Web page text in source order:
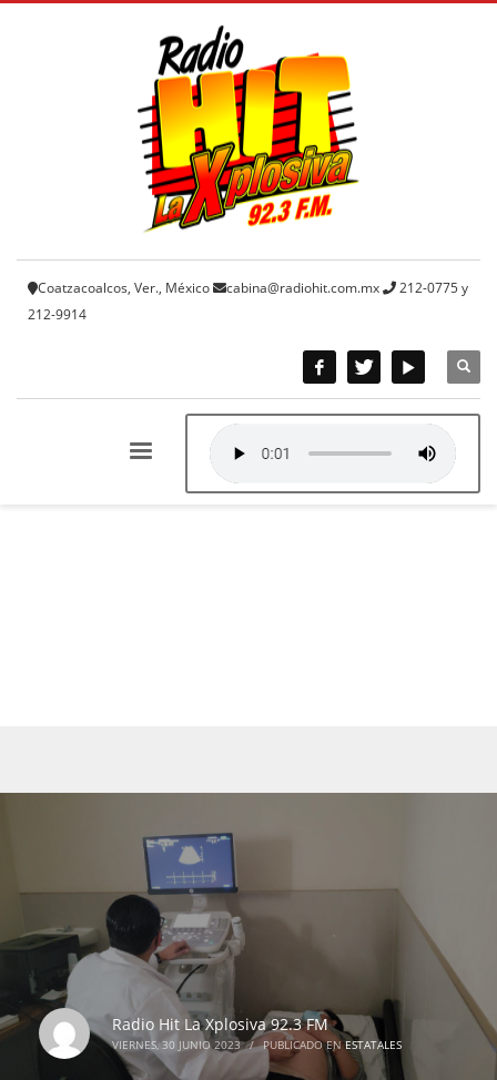
Coatzacoalcos, Ver., México cabina@radiohit.com.mx
212-0775 y
212-9914
Radio Hit La Xplosiva 92.3 FM
VIERNES, 30 JUNIO 2023 / PUBLICADO ENESTATALES